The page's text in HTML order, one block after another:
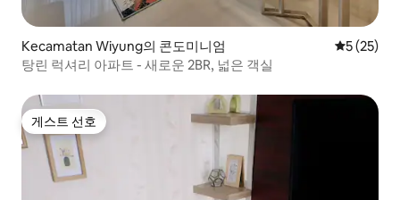
Kecamatan Wiyung의 콘도미니엄 평점 5점
5 (25)
탕린 럭셔리 아파트 - 새로운 2BR, 넓은 객실
게스트 선호
게스트 선호